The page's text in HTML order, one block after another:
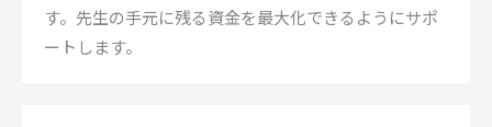
す。先生の手元に残る資金を最大化できるようにサポ
ートします。